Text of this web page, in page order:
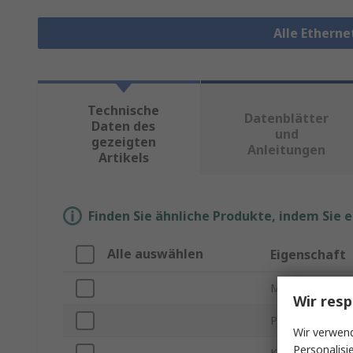
Alle
Technische
Daten des
gezeigten
Artikels
Datenblätter
und
Anleitungen
Finden Sie ähnliche Produkte, indem
Alle auswählen Eigenschaft
Marke
Produkt Typ
Wir
Wir